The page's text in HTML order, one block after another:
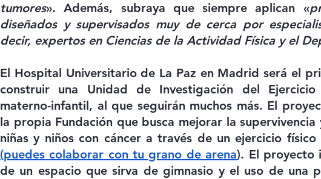
tumores». Además, subraya que siempre aplican «
diseñados y supervisados muy de cerca por
decir, expertos en Ciencias de la Actividad Física y el
El Hospital Universitario de La Paz en Madrid será el
construir una Unidad de Investigación del
materno-infantil, al que seguirán muchos más. El
la propia Fundación que busca mejorar la
(puedes colaborar con tu grano de arena). El proyecto
de un espacio que sirva de gimnasio y el uso de una